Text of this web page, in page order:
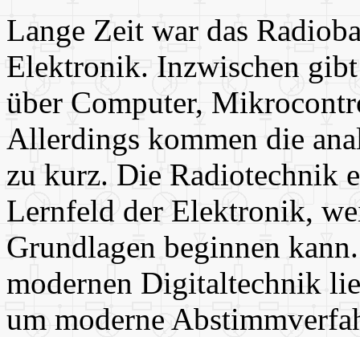
Lange Zeit war das
Elektronik. Inzwischen gibt
über Computer,
Allerdings kommen die
zu kurz. Die Radiotechnik
Lernfeld der Elektronik,
Grundlagen beginnen
modernen Digitaltechnik
um moderne